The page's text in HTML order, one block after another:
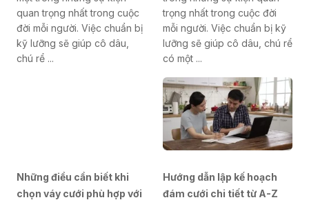
quan trọng nhất trong cuộc
đời mỗi người. Việc chuẩn bị
kỹ lưỡng sẽ giúp cô dâu,
chú rể ...
trọng nhất trong cuộc đời
mỗi người. Việc chuẩn bị kỹ
lưỡng sẽ giúp cô dâu, chú rể
có một ...
Những điều cần biết khi
chọn váy cưới phù hợp với
Hướng dẫn lập kế hoạch
đám cưới chi tiết từ A-Z